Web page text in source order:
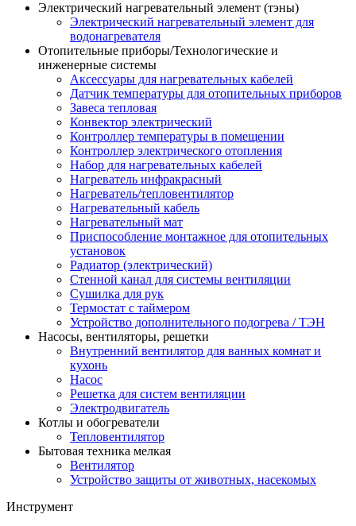
Электрический нагревательный элемент (тэны)
Электрический нагревательный элемент для
водонагревателя
Отопительные приборы/Технологические и
инженерные системы
Аксессуары для нагревательных кабелей
Датчик температуры для отопительных приборов
Завеса тепловая
Конвектор электрический
Контроллер температуры в помещении
Контроллер электрического отопления
Набор для нагревательных кабелей
Нагреватель инфракрасный
Нагреватель/тепловентилятор
Нагревательный кабель
Нагревательный мат
Приспособление монтажное для отопительных
установок
Радиатор (электрический)
Стенной канал для системы вентиляции
Сушилка для рук
Термостат с таймером
Устройство дополнительного подогрева / ТЭН
Насосы, вентиляторы, решетки
Внутренний вентилятор для ванных комнат и
кухонь
Насос
Решетка для систем вентиляции
Электродвигатель
Котлы и обогреватели
Тепловентилятор
Бытовая техника мелкая
Вентилятор
Устройство защиты от животных, насекомых
Инструмент